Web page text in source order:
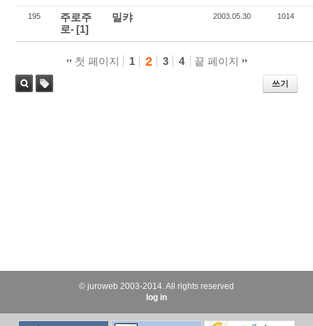
195
주로주
로- [1]
밀캬 2003.05.30 1014
첫 페이지 1 2 3 4 끝 페이지
쓰기
© juroweb 2003-2014. All rights reserved
log in